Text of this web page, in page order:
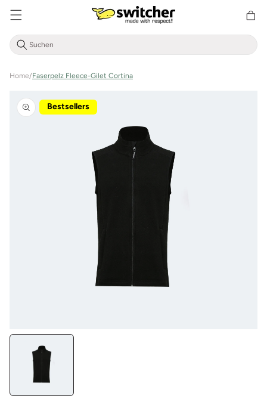
Home/Faserpelz Fleece-Gilet Cortina
Bestsellers
Produktinformationen
springen
Medien